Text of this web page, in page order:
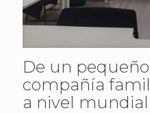
De un
compañía
a nivel mundial